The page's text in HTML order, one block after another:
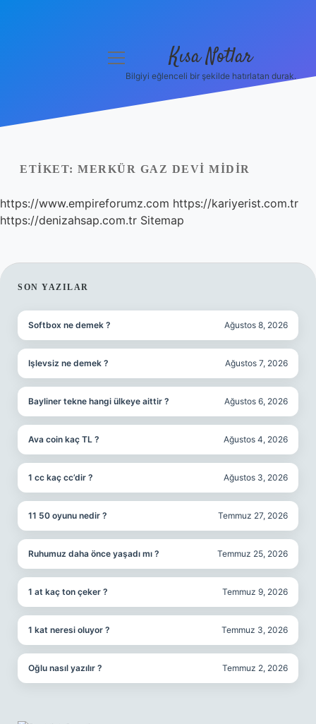
Yasal Uyarı
Hakkımızda
menüyü
Kısa Notlar
Bilgiyi eğlenceli bir şekilde hatırlatan durak.
ETIKET: MERKÜR GAZ DEVI MIDIR
https://www.empireforumz.com https://kariyerist.com.tr
https://denizahsap.com.tr Sitemap
SIDEBAR
SON YAZILAR
Softbox ne demek ? Ağustos 8, 2026
Işlevsiz ne demek ? Ağustos 7, 2026
Bayliner tekne hangi ülkeye aittir ? Ağustos 6, 2026
Ava coin kaç TL ? Ağustos 4, 2026
1 cc kaç cc’dir ? Ağustos 3, 2026
11 50 oyunu nedir ? Temmuz 27, 2026
Ruhumuz daha önce yaşadı mı ? Temmuz 25, 2026
1 at kaç ton çeker ? Temmuz 9, 2026
1 kat neresi oluyor ? Temmuz 3, 2026
Oğlu nasıl yazılır ? Temmuz 2, 2026